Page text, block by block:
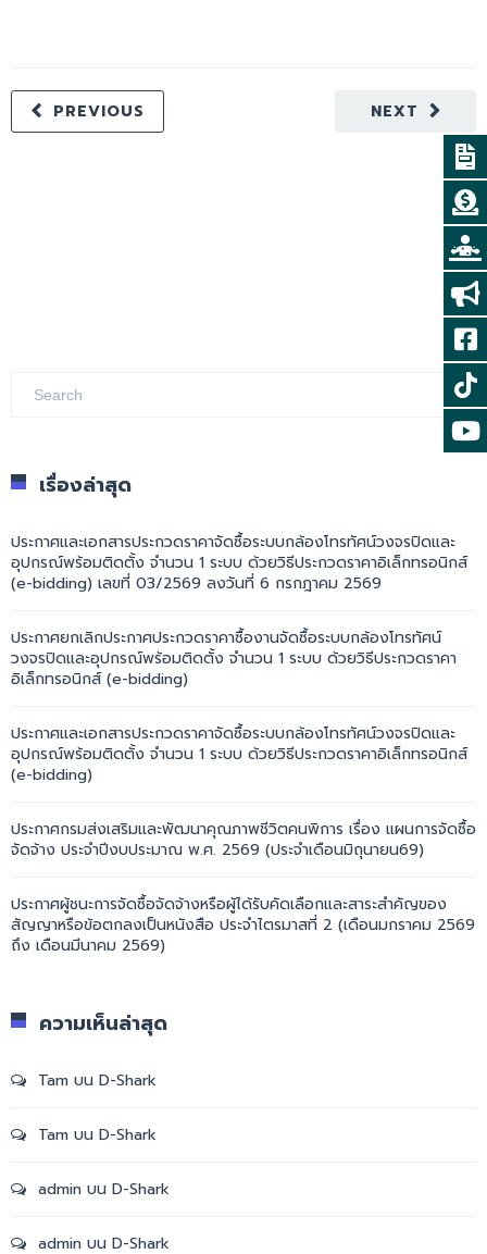
NEXT
PREVIOUS
เรื่องล่าสุด
ประกาศและเอกสารประกวดราคาจัดซื้อระบบกล้องโทรทัศน์วงจรปิดและ
อุปกรณ์พร้อมติดตั้ง จำนวน 1 ระบบ ด้วยวิธีประกวดราคาอิเล็กทรอนิกส์
(e-bidding) เลขที่ 03/2569 ลงวันที่ 6 กรกฎาคม 2569
ประกาศยกเลิกประกาศประกวดราคาซื้องานจัดซื้อระบบกล้องโทรทัศน์
วงจรปิดและอุปกรณ์พร้อมติดตั้ง จำนวน 1 ระบบ ด้วยวิธีประกวดราคา
อิเล็กทรอนิกส์ (e-bidding)
ประกาศและเอกสารประกวดราคาจัดซื้อระบบกล้องโทรทัศน์วงจรปิดและ
อุปกรณ์พร้อมติดตั้ง จำนวน 1 ระบบ ด้วยวิธีประกวดราคาอิเล็กทรอนิกส์
(e-bidding)
ประกาศกรมส่งเสริมและพัฒนาคุณภาพชีวิตคนพิการ เรื่อง แผนการจัดซื้อ
จัดจ้าง ประจำปีงบประมาณ พ.ศ. 2569 (ประจำเดือนมิถุนายน69)
ประกาศผู้ชนะการจัดซื้อจัดจ้างหรือผู้ได้รับคัดเลือกและสาระสำคัญของ
สัญญาหรือข้อตกลงเป็นหนังสือ ประจำไตรมาสที่ 2 (เดือนมกราคม 2569
ถึง เดือนมีนาคม 2569)
ความเห็นล่าสุด
Tam บน D-Shark
Tam บน D-Shark
admin บน D-Shark
admin บน D-Shark